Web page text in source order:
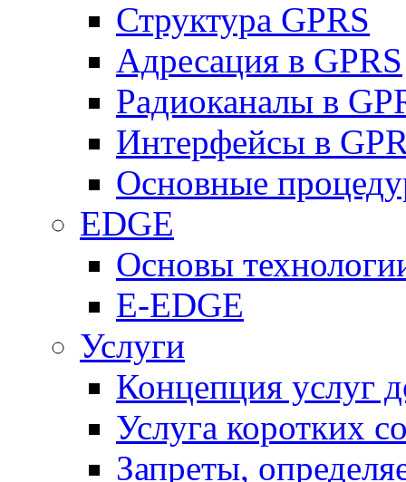
Структура GPRS
Адресация в GPRS
Радиоканалы в
Интерфейсы в
Основные
EDGE
Основы
E-EDGE
Услуги
Концепция услуг
Услуга коротких
Запреты,